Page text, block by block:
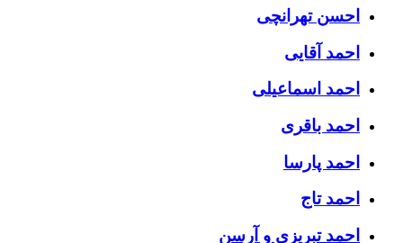
احسن تهرانچی
احمد آقایی
احمد اسماعیلی
احمد باقری
احمد پارسا
احمد تاج
احمد تبریزی و آرسن